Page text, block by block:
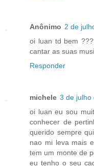
Anônimo 2 de
oi luan td bem
cantar as suas
Responder
michele 3 de julho
oi luan eu sou
conhecer de
querido sempre
nao mi leva mais
tem um monte de
eu tenho o seu